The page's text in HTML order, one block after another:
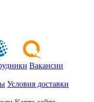
Вакансии
Условия доставки